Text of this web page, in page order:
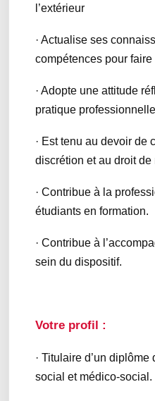
l’extérieur
· Actualise ses
compétences pour
· Adopte une attitude
pratique
· Est tenu au devoir de
discrétion et au droit de
· Contribue à la
étudiants en formation.
· Contribue à
sein du dispositif.
Votre profil :
· Titulaire d’un
social et médico-social.